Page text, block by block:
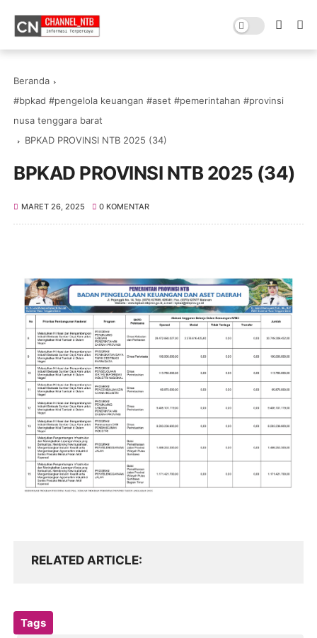
Beranda
#bpkad #pengelola keuangan #aset #pemerintahan #provinsi
nusa tenggara barat
BPKAD PROVINSI NTB 2025 (34)
BPKAD PROVINSI NTB 2025 (34)
MARET 26, 2025 0 KOMENTAR
RELATED ARTICLE
Tags